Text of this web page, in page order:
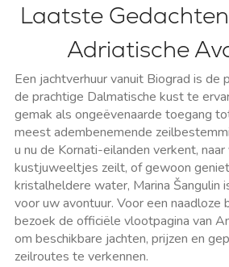
Laatste
Adriatische
Een jachtverhuur vanuit Biograd is de
de prachtige Dalmatische kust te
gemak als ongeëvenaarde toegang
meest adembenemende
u nu de Kornati-eilanden verkent,
kustjuweeltjes zeilt, of gewoon
kristalheldere water, Marina Šangulin
voor uw avontuur. Voor een naadloze
bezoek de officiële vlootpagina van
om beschikbare jachten, prijzen en
zeilroutes te verkennen.